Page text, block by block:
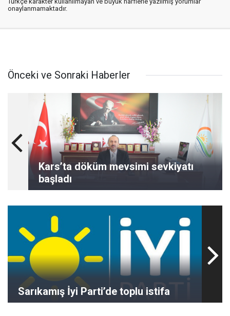
onaylanmamaktadır.
Önceki ve Sonraki Haberler
Kars’ta döküm mevsimi sevkiyatı
başladı
Sarıkamış İyi Parti’de toplu istifa